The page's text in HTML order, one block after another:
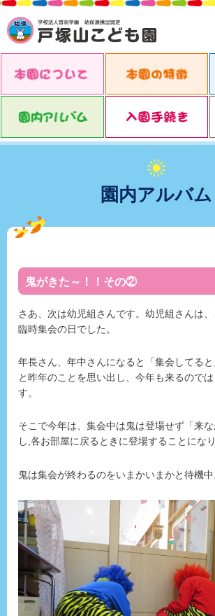
園内アルバム
鬼がきた～！！その②
さあ、次は幼児組さんです。幼児組さんは
臨時集会の日でした。
年長さん、年中さんになると「集会してると
と昨年のことを思い出し、今年も来るので
す。
そこで今年は、集会中は鬼は登場せず「来
し,各お部屋に戻るときに登場することになり
鬼は集会が終わるのをいまかいまかと待機中